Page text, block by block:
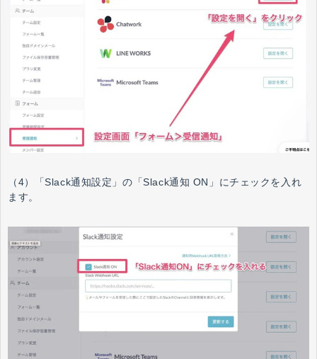
（4）「Slack通知設定」の「Slack通知 ON」にチェックを入れ
ます。